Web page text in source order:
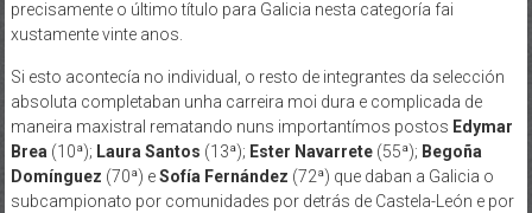
precisamente o último título para Galicia nesta categoría fai
xustamente vinte anos.
Si esto acontecía no individual, o resto de integrantes da selección
absoluta completaban unha carreira moi dura e complicada de
maneira maxistral rematando nuns importantímos postos Edymar
Brea(10ª); Laura Santos (13ª); Ester Navarrete(55ª); Begoña
Domínguez (70ª) eSofía Fernández (72ª) que daban a Galicia o
subcampionato por comunidades por detrás de Castela-León e por